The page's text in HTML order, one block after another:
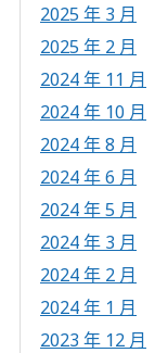
2025 年 3 月
2025 年 2 月
2024 年 11 月
2024 年 10 月
2024 年 8 月
2024 年 6 月
2024 年 5 月
2024 年 3 月
2024 年 2 月
2024 年 1 月
2023 年 12 月